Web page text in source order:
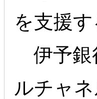
を支援す
伊予銀
ルチャ